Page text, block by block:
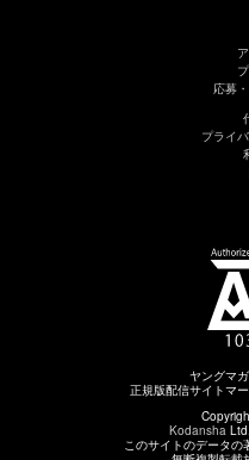
応募
プライ
ヤングマ
正規版配信サイトマ
Kodansha
このサイトのデータの